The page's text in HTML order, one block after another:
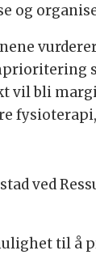
og
vil bli
ved
til å